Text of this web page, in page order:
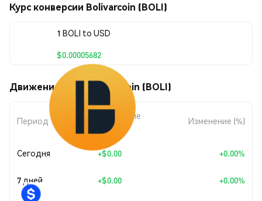
Курс конверсии Bolivarcoin (BOLI)
1 BOLI to USD
$0.00005682
Движения цены Bolivarcoin (BOLI)
Период
Изменение
суммы
Изменение (%)
Сегодня +$0.00 +0.00%
7 дней +$0.00 +0.00%